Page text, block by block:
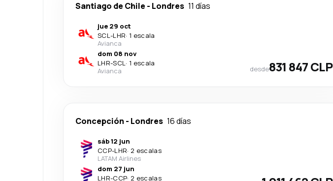
Santiago de Chile - Londres 11 días
jue 29 oct
SCL-LHR· 1 escala
Avianca
dom 08 nov
LHR-SCL· 1 escala
Avianca
desde831 847 CLP
Concepción - Londres 16 días
sáb 12 jun
CCP-LHR· 2 escalas
LATAM Airlines
dom 27 jun
LHR-CCP· 2 escalas